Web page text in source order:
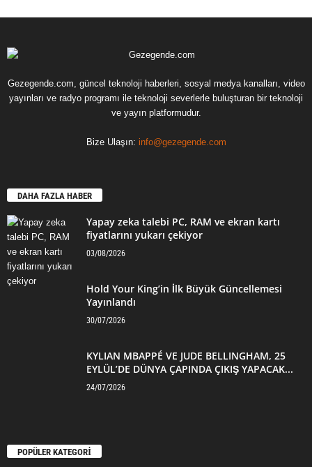
Gezegende.com, güncel teknoloji haberleri, sosyal medya kanalları, video
yayınları ve radyo programı ile teknoloji severlerle buluşturan bir teknoloji
ve yayın platformudur.
Bize Ulaşın: info@gezegende.com
DAHA FAZLA HABER
Yapay zeka talebi PC, RAM ve ekran kartı
fiyatlarını yukarı çekiyor
03/08/2026
Hold Your King’in İlk Büyük Güncellemesi
Yayınlandı
30/07/2026
KYLIAN MBAPPÉ VE JUDE BELLINGHAM, 25
EYLÜL’DE DÜNYA ÇAPINDA ÇIKIŞ YAPACAK...
24/07/2026
POPÜLER KATEGORİ